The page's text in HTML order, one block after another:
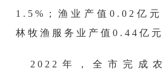
1.5%
；渔业产值 0.02 亿元
林牧渔服务业产值0.44亿元
202 2 年，全市完成